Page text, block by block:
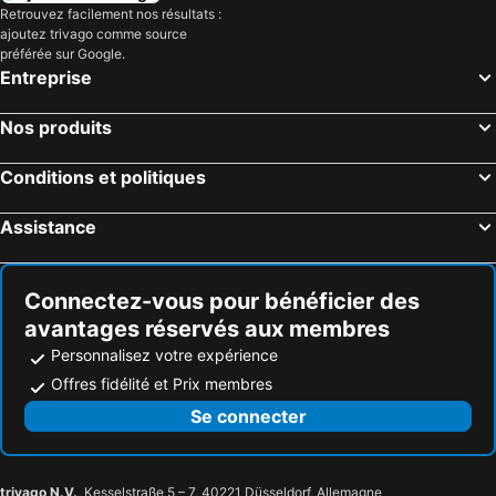
Noja, Cantabrie Hôtels
Barcelone, Catalogne Hôtels
Valence, Valence Hôtels
Benidorm, Valence Hôtels
Alicante, Valence Hôtels
Retrouvez facilement nos résultats :
ajoutez trivago comme source
préférée sur Google.
Entreprise
Nos produits
Conditions et politiques
Assistance
Connectez-vous pour bénéficier des
avantages réservés aux membres
Personnalisez votre expérience
Offres fidélité et Prix membres
Se connecter
trivago N.V., Kesselstraße 5 – 7, 40221 Düsseldorf, Allemagne